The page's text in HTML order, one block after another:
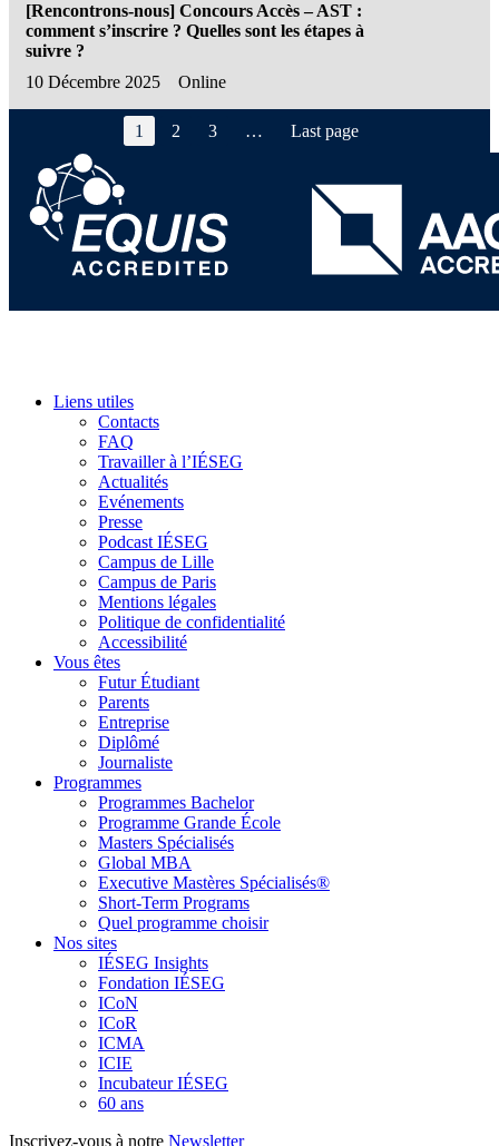
[Rencontrons-nous] Concours Accès – AST :
comment s’inscrire ? Quelles sont les étapes à
suivre ?
10 Décembre 2025
Online
1 2 3 … Last page
Liens utiles
Contacts
FAQ
Travailler à l’IÉSEG
Actualités
Evénements
Presse
Podcast IÉSEG
Campus de Lille
Campus de Paris
Mentions légales
Politique de confidentialité
Accessibilité
Vous êtes
Futur Étudiant
Parents
Entreprise
Diplômé
Journaliste
Programmes
Programmes Bachelor
Programme Grande École
Masters Spécialisés
Global MBA
Executive Mastères Spécialisés®
Short-Term Programs
Quel programme choisir
Nos sites
IÉSEG Insights
Fondation IÉSEG
ICoN
ICoR
ICMA
ICIE
Incubateur IÉSEG
60 ans
Inscrivez-vous à notre Newsletter